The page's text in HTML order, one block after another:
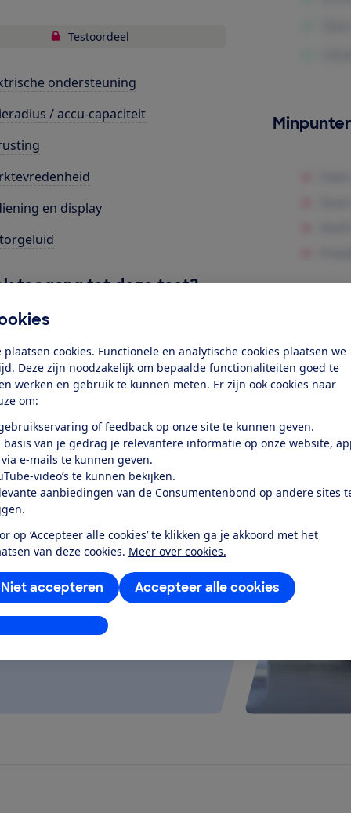
plaatsen cookies. Functionele en analytische cookies plaatsen we
Deze zijn noodzakelijk om bepaalde functionaliteiten goed te
werken en gebruik te kunnen meten. Er zijn ook cookies naar
om:
of feedback op onze site te kunnen geven.
basis van je gedrag je relevantere informatie op onze website,
e-mails te kunnen geven.
video’s te kunnen bekijken.
aanbiedingen van de Consumentenbond op andere sites
op ‘Accepteer alle cookies’ te klikken ga je akkoord met het
van deze cookies. Meer over cookies.
Accepteer alle cookies
Niet accepteren
aanpassen
Testoordeel
ondersteuning
/ accu-capaciteit
en display
toegang tot deze test?
Al lid? Log in
je ver fietsen op een
kijken of de e-bike op rolletjes